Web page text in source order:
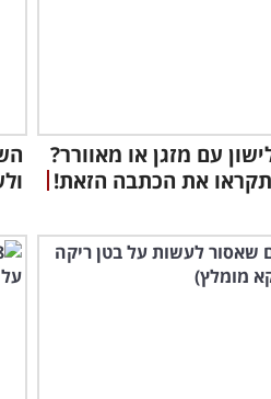
עם מזגן או מאוורר?
את הכתבה הזאת!